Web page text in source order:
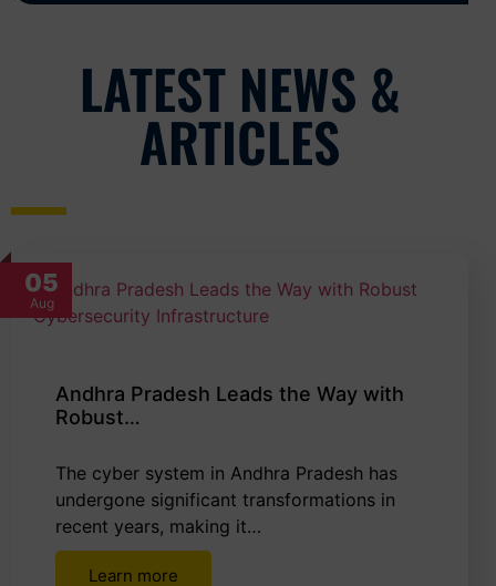
LATEST NEWS &
ARTICLES
05
Aug
Andhra Pradesh Leads the Way with
Robust…
The cyber system in Andhra Pradesh has
undergone significant transformations in
recent years, making it…
Learn more